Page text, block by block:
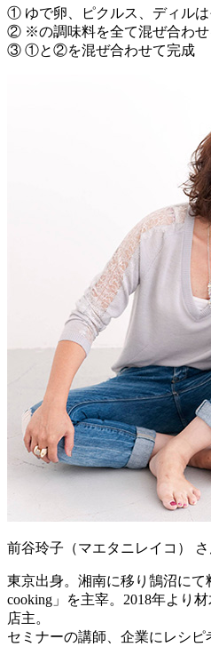
① ゆで卵、ピクルス、ディル
② ※の調味料を全て混ぜ合わせ
③ ①と②を混ぜ合わせて完成
前谷玲子（マエタニレイコ） さ
東京出身。湘南に移り鵠沼に
cooking」を主宰。2018年より
店主。
セミナーの講師、企業にレシ